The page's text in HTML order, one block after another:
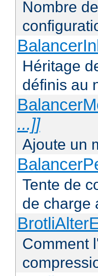
Nombre
Héritage
définis au
...]]
Ajoute un
Tente de
de charge
Comment